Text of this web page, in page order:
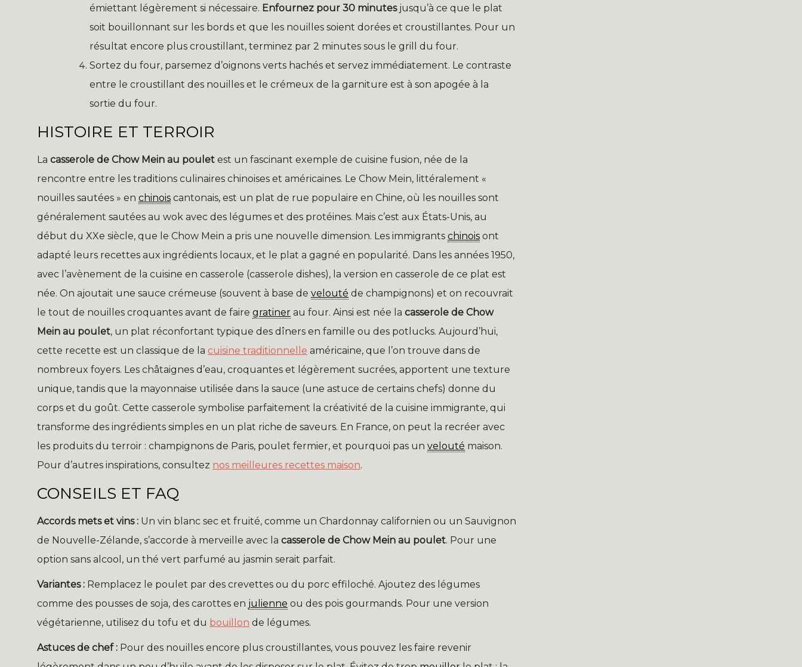
émiettant légèrement si nécessaire. Enfournez pour 30 minutesjusqu’à ce que le plat
soit bouillonnant sur les bords et que les nouilles soient dorées et croustillantes. Pour un
résultat encore plus croustillant, terminez par 2 minutes sous le grill du four.
Sortez du four, parsemez d’oignons verts hachés et servez immédiatement. Le contraste
entre le croustillant des nouilles et le crémeux de la garniture est à son apogée à la
sortie du four.
HISTOIRE ET TERROIR
La casserole de Chow Mein au poulet est un fascinant exemple de cuisine fusion, née de la
rencontre entre les traditions culinaires chinoises et américaines. Le Chow Mein, littéralement «
nouilles sautées » en chinois cantonais, est un plat de rue populaire en Chine, où les nouilles sont
généralement sautées au wok avec des légumes et des protéines. Mais c’est aux États-Unis, au
début du XXe siècle, que le Chow Mein a pris une nouvelle dimension. Les immigrants chinois ont
adapté leurs recettes aux ingrédients locaux, et le plat a gagné en popularité. Dans les années 1950,
avec l’avènement de la cuisine en casserole (casserole dishes), la version en casserole de ce plat est
née. On ajoutait une sauce crémeuse (souvent à base de velouté de champignons) et on recouvrait
le tout de nouilles croquantes avant de faire gratiner au four. Ainsi est née la casserole de Chow
Mein au poulet, un plat réconfortant typique des dîners en famille ou des potlucks. Aujourd’hui,
cette recette est un classique de la cuisine traditionnelle américaine, que l’on trouve dans de
nombreux foyers. Les châtaignes d’eau, croquantes et légèrement sucrées, apportent une texture
unique, tandis que la mayonnaise utilisée dans la sauce (une astuce de certains chefs) donne du
corps et du goût. Cette casserole symbolise parfaitement la créativité de la cuisine immigrante, qui
transforme des ingrédients simples en un plat riche de saveurs. En France, on peut la recréer avec
les produits du terroir : champignons de Paris, poulet fermier, et pourquoi pas un velouté maison.
Pour d’autres inspirations, consultez nos meilleures recettes maison.
CONSEILS ET FAQ
Accords mets et vins : Un vin blanc sec et fruité, comme un Chardonnay californien ou un Sauvignon
de Nouvelle-Zélande, s’accorde à merveille avec la casserole de Chow Mein au poulet. Pour une
option sans alcool, un thé vert parfumé au jasmin serait parfait.
Variantes : Remplacez le poulet par des crevettes ou du porc effiloché. Ajoutez des légumes
comme des pousses de soja, des carottes en julienne ou des pois gourmands. Pour une version
végétarienne, utilisez du tofu et du bouillon de légumes.
Astuces de chef : Pour des nouilles encore plus croustillantes, vous pouvez les faire revenir